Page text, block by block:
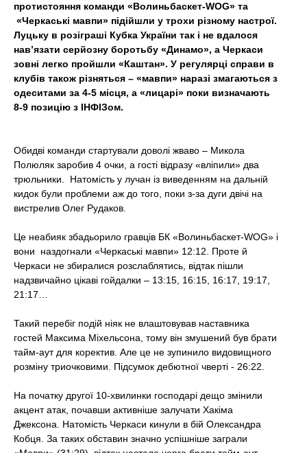
протистояння команди «Волиньбаскет-WOG» та
«Черкаські мавпи» підійшли у трохи різному настрої.
Луцьку в розіграші Кубка України так і не вдалося
нав’язати серйозну боротьбу «Динамо», а Черкаси
зовні легко пройшли «Каштан». У регулярці справи в
клубів також різняться – «мавпи» наразі змагаються з
одеситами за 4-5 місця, а «лицарі» поки визначають
8-9 позицію з ІНФІЗом.
Обидві команди стартували доволі жваво – Микола
Полюляк заробив 4 очки, а гості відразу «вліпили» два
трюльники. Натомість у лучан із виведенням на дальній
кидок були проблеми аж до того, поки з-за дуги двічі на
вистрелив Олег Рудаков.
Це неабияк збадьорило гравців БК «Волиньбаскет-WOG» і
вони наздогнали «Черкаські мавпи» 12:12. Проте й
Черкаси не збиралися розслаблятись, відтак пішли
надзвичайно цікаві гойдалки – 13:15, 16:15, 16:17, 19:17,
21:17…
Такий перебіг подій ніяк не влаштовував наставника
гостей Максима Міхельсона, тому він змушений був брати
тайм-аут для коректив. Але це не зупинило видовищного
розміну триочковими. Підсумок дебютної чверті - 26:22.
На початку другої 10-хвилинки господарі дещо змінили
акцент атак, почавши активніше залучати Хакіма
Джексона. Натомість Черкаси кинули в бій Олександра
Кобця. За таких обставин значно успішніше заграли